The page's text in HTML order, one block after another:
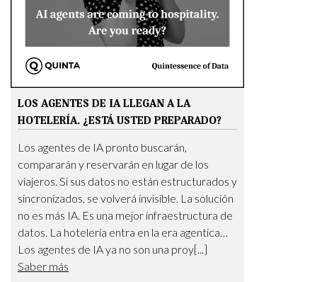
LOS AGENTES DE IA LLEGAN A LA
HOTELERÍA. ¿ESTÁ USTED PREPARADO?
Los agentes de IA pronto buscarán,
compararán y reservarán en lugar de los
viajeros. Si sus datos no están estructurados y
sincronizados, se volverá invisible. La solución
no es más IA. Es una mejor infraestructura de
datos. La hotelería entra en la era agentica…
Los agentes de IA ya no son una proy[...]
Saber más